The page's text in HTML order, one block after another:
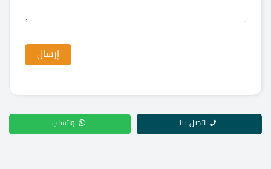
اتصل بنا واتساب